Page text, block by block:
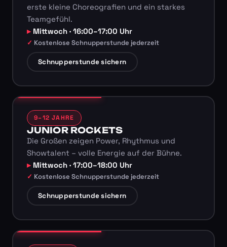
erste kleine Choreografien und ein starkes
Teamgefühl.
Mittwoch · 16:00–17:00 Uhr
Kostenlose Schnupperstunde jederzeit
Schnupperstunde sichern
9–12 JAHRE
JUNIOR ROCKETS
Die Großen zeigen Power, Rhythmus und
Showtalent – volle Energie auf der Bühne.
Mittwoch · 17:00–18:00 Uhr
Kostenlose Schnupperstunde jederzeit
Schnupperstunde sichern